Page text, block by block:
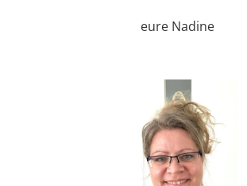
eure Nadine